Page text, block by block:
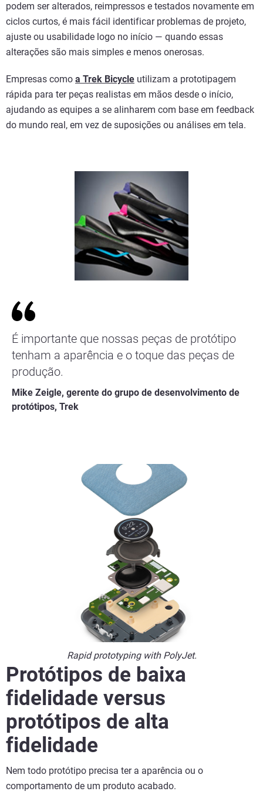
podem ser alterados, reimpressos e testados novamente em
ciclos curtos, é mais fácil identificar problemas de projeto,
ajuste ou usabilidade logo no início — quando essas
alterações são mais simples e menos onerosas.
Empresas como a Trek Bicycle utilizam a prototipagem
rápida para ter peças realistas em mãos desde o início,
ajudando as equipes a se alinharem com base em feedback
do mundo real, em vez de suposições ou análises em tela.
É importante que nossas peças de protótipo
tenham a aparência e o toque das peças de
produção.
Mike Zeigle, gerente do grupo de desenvolvimento de
protótipos, Trek
Rapid prototyping with PolyJet.
Protótipos de baixa
fidelidade versus
protótipos de alta
fidelidade
Nem todo protótipo precisa ter a aparência ou o
comportamento de um produto acabado.